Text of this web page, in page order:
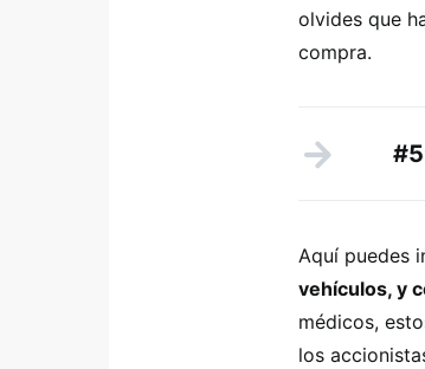
olvides que
compra.
Aquí puedes
vehículos, y
médicos,
los